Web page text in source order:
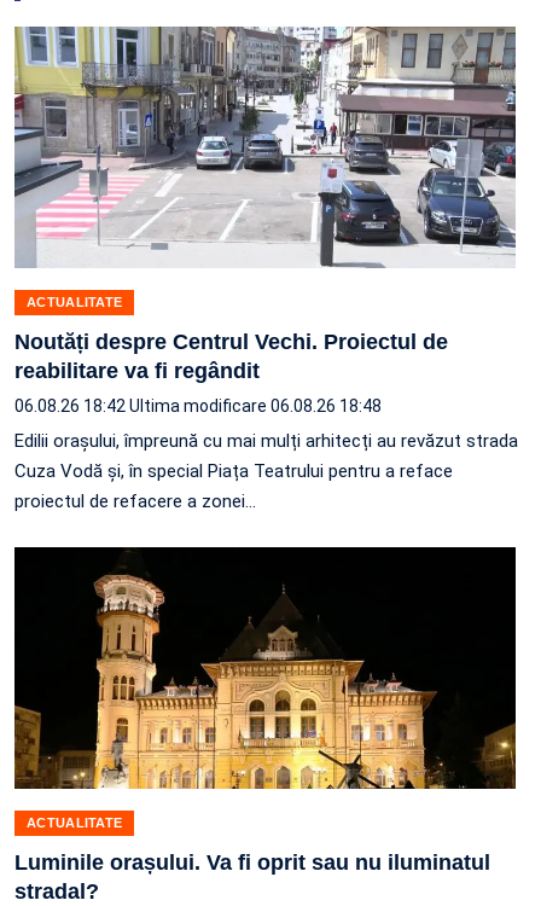
ACTUALITATE
Noutăți despre Centrul Vechi. Proiectul de
reabilitare va fi regândit
06.08.26 18:42Ultima modificare 06.08.26 18:48
Edilii orașului, împreună cu mai mulți arhitecți au revăzut strada
Cuza Vodă și, în special Piața Teatrului pentru a reface
proiectul de refacere a zonei…
ACTUALITATE
Luminile orașului. Va fi oprit sau nu iluminatul
stradal?